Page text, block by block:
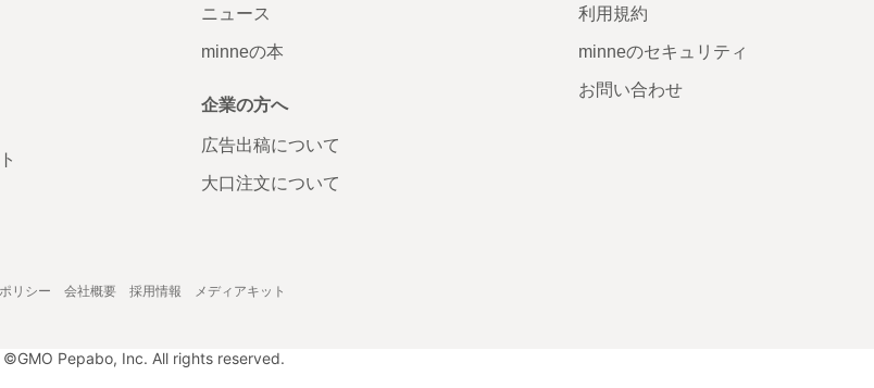
ニュース
minneの本
企業の方へ
広告出稿について
大口注文について
利用規約
minneのセキュリティ
お問い合わせ
リシー 会社概要 採用情報 メディアキット
©GMO Pepabo, Inc. All rights reserved.